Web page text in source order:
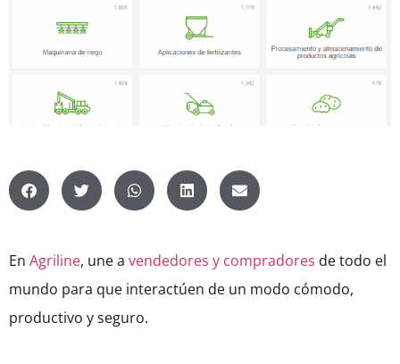
En Agriline, une a vendedores y compradores de todo el
mundo para que interactúen de un modo cómodo,
productivo y seguro.